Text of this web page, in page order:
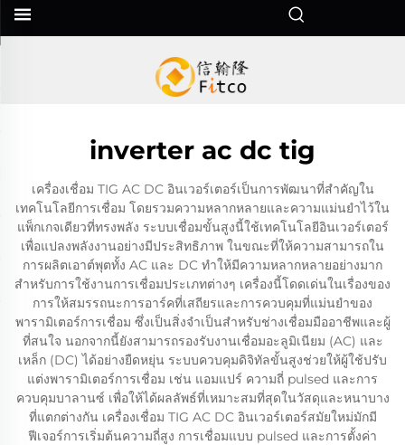
inverter ac dc tig
เครื่องเชื่อม TIG AC DC อินเวอร์เตอร์เป็นการพัฒนาที่สำคัญใน
เทคโนโลยีการเชื่อม โดยรวมความหลากหลายและความแม่นยำไว้ใน
แพ็กเกจเดียวที่ทรงพลัง ระบบเชื่อมขั้นสูงนี้ใช้เทคโนโลยีอินเวอร์เตอร์
เพื่อแปลงพลังงานอย่างมีประสิทธิภาพ ในขณะที่ให้ความสามารถใน
การผลิตเอาต์พุตทั้ง AC และ DC ทำให้มีความหลากหลายอย่างมาก
สำหรับการใช้งานการเชื่อมประเภทต่างๆ เครื่องนี้โดดเด่นในเรื่องของ
การให้สมรรถนะการอาร์คที่เสถียรและการควบคุมที่แม่นยำของ
พารามิเตอร์การเชื่อม ซึ่งเป็นสิ่งจำเป็นสำหรับช่างเชื่อมมืออาชีพและผู้
ที่สนใจ นอกจากนี้ยังสามารถรองรับงานเชื่อมอะลูมิเนียม (AC) และ
เหล็ก (DC) ได้อย่างยืดหยุ่น ระบบควบคุมดิจิทัลขั้นสูงช่วยให้ผู้ใช้ปรับ
แต่งพารามิเตอร์การเชื่อม เช่น แอมแปร์ ความถี่ pulsed และการ
ควบคุมบาลานซ์ เพื่อให้ได้ผลลัพธ์ที่เหมาะสมที่สุดในวัสดุและหนาบาง
ที่แตกต่างกัน เครื่องเชื่อม TIG AC DC อินเวอร์เตอร์สมัยใหม่มักมี
ฟีเจอร์การเริ่มต้นความถี่สูง การเชื่อมแบบ pulsed และการตั้งค่า